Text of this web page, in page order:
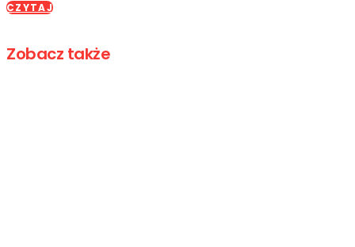
CZYTAJ
Zobacz także